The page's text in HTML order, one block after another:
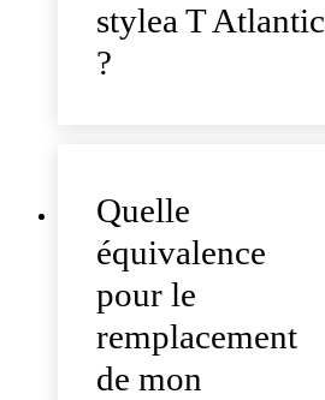
stylea T Atlantic
?
Quelle
équivalence
pour le
remplacement
de mon